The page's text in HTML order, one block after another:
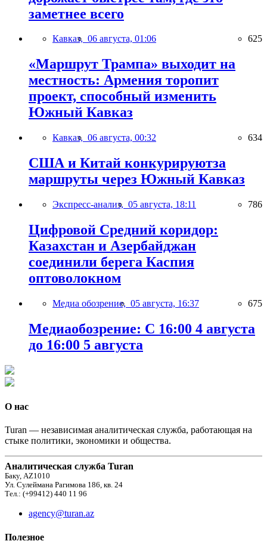
заметнее всего
Кавказ, 06 августа, 01:06 625
«Маршрут Трампа» выходит на
местность: Армения торопит
проект, способный изменить
Южный Кавказ
Кавказ, 06 августа, 00:32 634
США и Китай конкурируютза
маршруты через Южный Кавказ
Экспресс-анализ, 05 августа, 18:11 786
Цифровой Средний коридор:
Казахстан и Азербайджан
соединили берега Каспия
оптоволокном
Медиа обозрение, 05 августа, 16:37 675
Медиаобозрение: С 16:00 4 августа
до 16:00 5 августа
О нас
Turan — независимая аналитическая служба, работающая на
стыке политики, экономики и общества.
Аналитическая служба Turan
Баку, AZ1010
Ул. Сулеймана Рагимова 186, кв. 24
Тел.: (+99412) 440 11 96
agency@turan.az
Полезное